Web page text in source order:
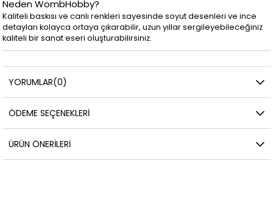
Neden WombHobby?
Kaliteli baskısı ve canlı renkleri sayesinde soyut desenleri ve ince
detayları kolayca ortaya çıkarabilir, uzun yıllar sergileyebileceğiniz
kaliteli bir sanat eseri oluşturabilirsiniz.
YORUMLAR(0)
ÖDEME SEÇENEKLERI
ÜRÜN ÖNERILERI